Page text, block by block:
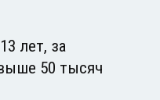
лет, за
50 тысяч